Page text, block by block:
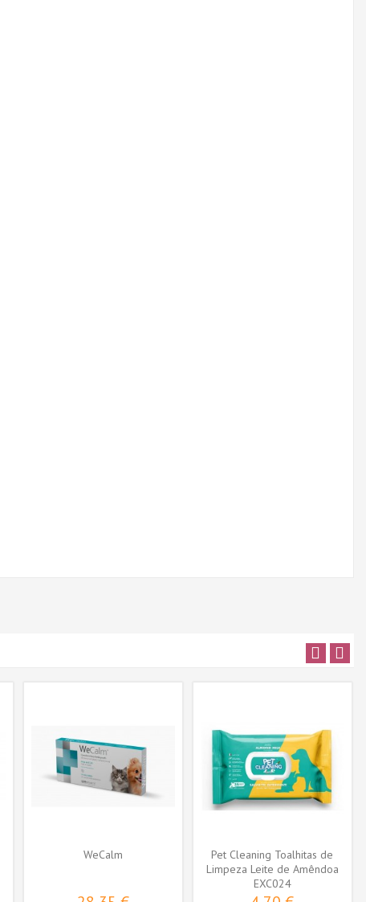
WeCalm
Pet Cleaning Toalhitas de
Limpeza Leite de Amêndoa
p/ Cão...
EXC024